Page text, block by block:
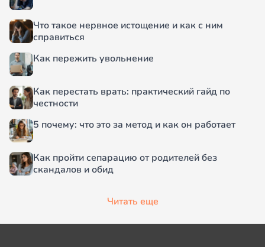
Что такое нервное истощение и как с ним
справиться
Как пережить увольнение
Как перестать врать: практический гайд по
честности
5 почему: что это за метод и как он работает
Как пройти сепарацию от родителей без
скандалов и обид
Читать еще